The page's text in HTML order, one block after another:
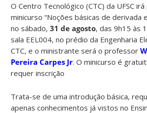
O Centro Tecnológico (CTC) da UFSC
minicurso “Noções básicas de derivada
no sábado,31 de agosto, das 9h15 às
sala EEL004, no prédio da Engenharia
CTC, e o ministrante será o professor
Pereira Carpes Jr. O minicurso é
requer inscrição
Trata-se de uma introdução básica,
apenas conhecimentos já vistos no